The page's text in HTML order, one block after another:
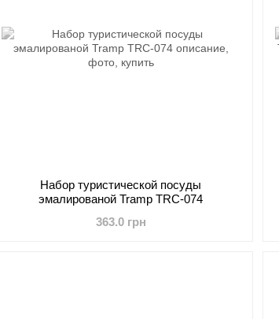
Набор туристической посуды
эмалированой Tramp TRC-074
363.0 грн